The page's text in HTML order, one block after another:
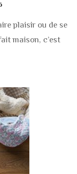
plaisir ou de se
maison, c’est